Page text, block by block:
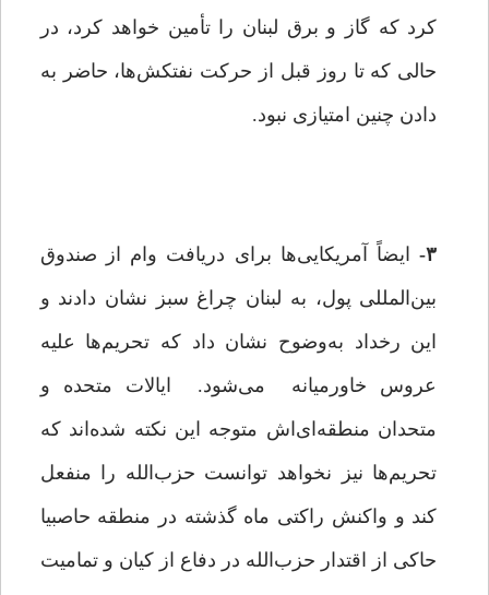
کرد که گاز و برق لبنان را تأمین خواهد کرد، در
حالی که تا روز قبل از حرکت نفتکش‌ها، حاضر به
دادن چنین امتیازی نبود.
۳- ایضاً آمریکایی‌ها برای دریافت وام از صندوق
بین‌المللی پول، به لبنان چراغ سبز نشان دادند و
این رخداد به‌وضوح نشان ‌داد که تحریم‌ها علیه
عروس خاورمیانه می‌شود. ایالات متحده و
متحدان منطقه‌ای‌اش متوجه این نکته شده‌اند که
تحریم‌ها نیز نخواهد توانست حزب‌الله را منفعل
کند و واکنش راکتی ماه گذشته در منطقه حاصبیا
حاکی از اقتدار حزب‌الله در دفاع از کیان و تمامیت